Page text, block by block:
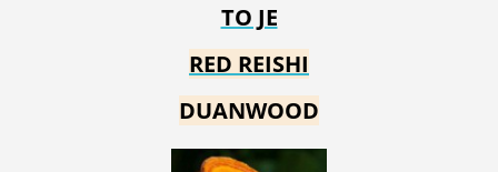
TO JE
RED REISHI
DUANWOOD